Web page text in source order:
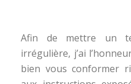
Afin de mettre un
irrégulière, j’ai
bien vous conformer